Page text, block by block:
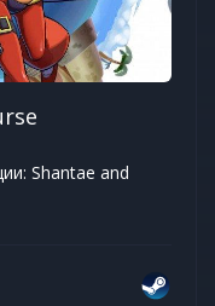
Shantae and